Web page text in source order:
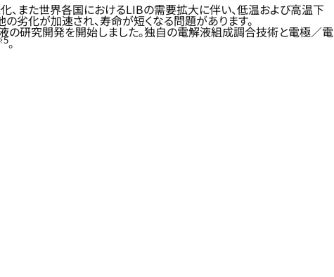
また世界各国におけるLIBの需要拡大に伴い、低温および高温下
劣化が加速され、寿命が短くなる問題があります。
の研究開発を開始しました。独自の電解液組成調合技術と電極／電
。